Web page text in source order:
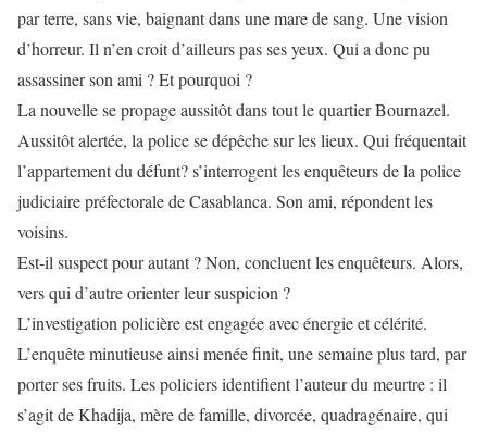
par terre, sans vie, baignant dans une mare de sang. Une vision
d’horreur. Il n’en croit d’ailleurs pas ses yeux. Qui a donc pu
assassiner son ami ? Et pourquoi ?
La nouvelle se propage aussitôt dans tout le quartier Bournazel.
Aussitôt alertée, la police se dépêche sur les lieux. Qui fréquentait
l’appartement du défunt? s’interrogent les enquêteurs de la police
judiciaire préfectorale de Casablanca. Son ami, répondent les
voisins.
Est-il suspect pour autant ? Non, concluent les enquêteurs. Alors,
vers qui d’autre orienter leur suspicion ?
L’investigation policière est engagée avec énergie et célérité.
L’enquête minutieuse ainsi menée finit, une semaine plus tard, par
porter ses fruits. Les policiers identifient l’auteur du meurtre : il
s’agit de Khadija, mère de famille, divorcée, quadragénaire, qui